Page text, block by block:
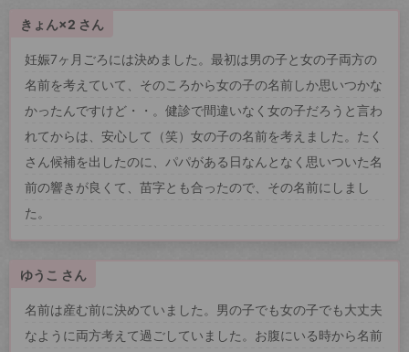
きょん×2 さん
妊娠7ヶ月ごろには決めました。最初は男の子と女の子両方の
名前を考えていて、そのころから女の子の名前しか思いつかな
かったんですけど・・。健診で間違いなく女の子だろうと言わ
れてからは、安心して（笑）女の子の名前を考えました。たく
さん候補を出したのに、パパがある日なんとなく思いついた名
前の響きが良くて、苗字とも合ったので、その名前にしまし
た。
ゆうこ さん
名前は産む前に決めていました。男の子でも女の子でも大丈夫
なように両方考えて過ごしていました。お腹にいる時から名前